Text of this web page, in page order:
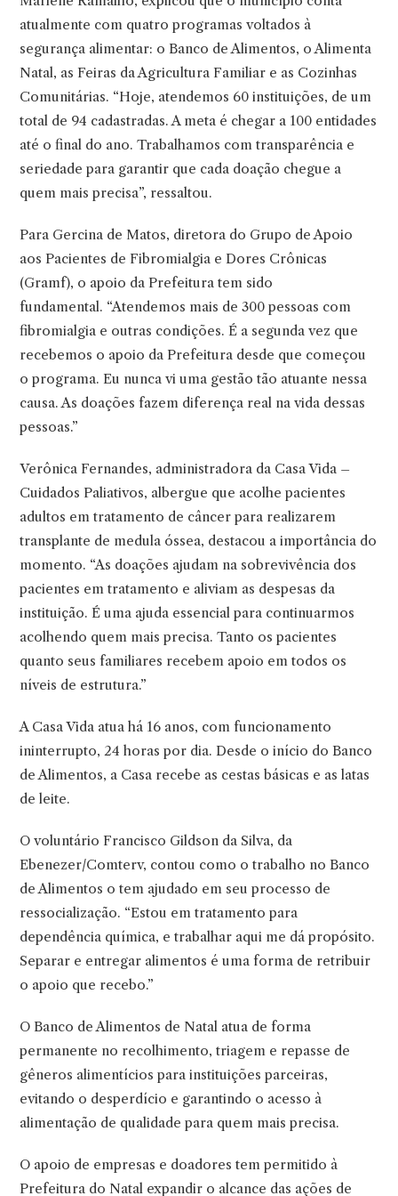
atualmente com quatro programas voltados à
segurança alimentar: o Banco de Alimentos, o Alimenta
Natal, as Feiras da Agricultura Familiar e as Cozinhas
Comunitárias. “Hoje, atendemos 60 instituições, de um
total de 94 cadastradas. A meta é chegar a 100 entidades
até o final do ano. Trabalhamos com transparência e
seriedade para garantir que cada doação chegue a
quem mais precisa”, ressaltou.
Para Gercina de Matos, diretora do Grupo de Apoio
aos Pacientes de Fibromialgia e Dores Crônicas
(Gramf), o apoio da Prefeitura tem sido
fundamental. “Atendemos mais de 300 pessoas com
fibromialgia e outras condições. É a segunda vez que
recebemos o apoio da Prefeitura desde que começou
o programa. Eu nunca vi uma gestão tão atuante nessa
causa. As doações fazem diferença real na vida dessas
pessoas.”
Verônica Fernandes, administradora da Casa Vida –
Cuidados Paliativos, albergue que acolhe pacientes
adultos em tratamento de câncer para realizarem
transplante de medula óssea, destacou a importância do
momento. “As doações ajudam na sobrevivência dos
pacientes em tratamento e aliviam as despesas da
instituição. É uma ajuda essencial para continuarmos
acolhendo quem mais precisa. Tanto os pacientes
quanto seus familiares recebem apoio em todos os
níveis de estrutura.”
A Casa Vida atua há 16 anos, com funcionamento
ininterrupto, 24 horas por dia. Desde o início do Banco
de Alimentos, a Casa recebe as cestas básicas e as latas
de leite.
O voluntário Francisco Gildson da Silva, da
Ebenezer/Comterv, contou como o trabalho no Banco
de Alimentos o tem ajudado em seu processo de
ressocialização. “Estou em tratamento para
dependência química, e trabalhar aqui me dá propósito.
Separar e entregar alimentos é uma forma de retribuir
o apoio que recebo.”
O Banco de Alimentos de Natal atua de forma
permanente no recolhimento, triagem e repasse de
gêneros alimentícios para instituições parceiras,
evitando o desperdício e garantindo o acesso à
alimentação de qualidade para quem mais precisa.
O apoio de empresas e doadores tem permitido à
Prefeitura do Natal expandir o alcance das ações de